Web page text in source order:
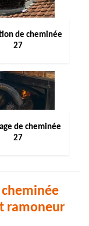
de cheminée
27
de cheminée
27
ramoneur